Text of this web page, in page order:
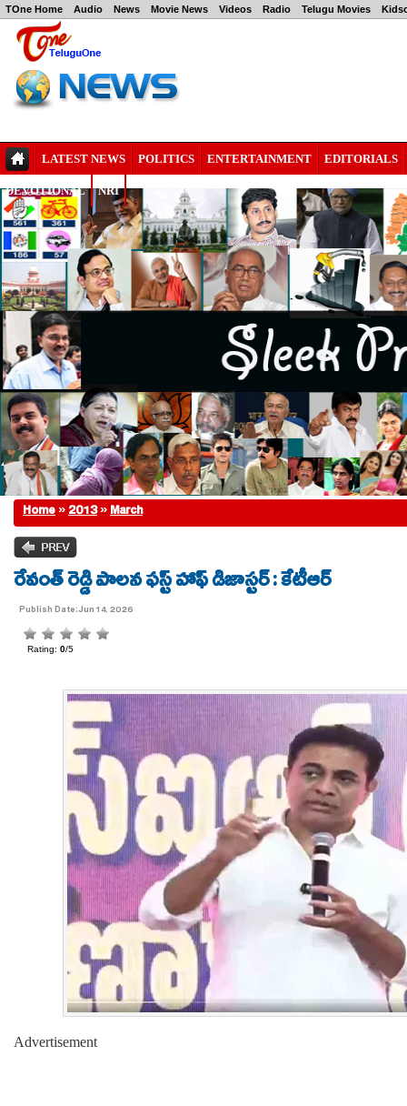
TOne Home Audio News Movie News Videos Radio Telugu Movies
LATEST NEWS POLITICS ENTERTAINMENT EDITORIALS
DEVOTIONAL NRI
Home»2013»March
రేవంత్ రెడ్డి పాలన ఫస్ట్ హాఫ్ డిజాస్టర్ : కేటీఆర్
Publish Date:Jun 14, 2026
Advertisement